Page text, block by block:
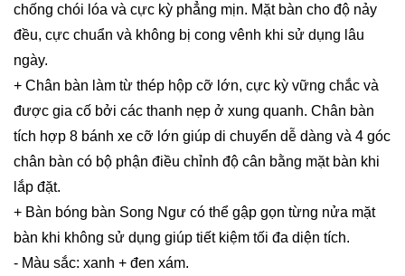
chống chói lóa và cực kỳ phẳng mịn. Mặt bàn cho độ nảy
đều, cực chuẩn và không bị cong vênh khi sử dụng lâu
ngày.
+ Chân bàn làm từ thép hộp cỡ lớn, cực kỳ vững chắc và
được gia cố bởi các thanh nẹp ở xung quanh. Chân bàn
tích hợp 8 bánh xe cỡ lớn giúp di chuyển dễ dàng và 4 góc
chân bàn có bộ phận điều chỉnh độ cân bằng mặt bàn khi
lắp đặt.
+ Bàn bóng bàn Song Ngư có thể gập gọn từng nửa mặt
bàn khi không sử dụng giúp tiết kiệm tối đa diện tích.
- Màu sắc: xanh + đen xám.